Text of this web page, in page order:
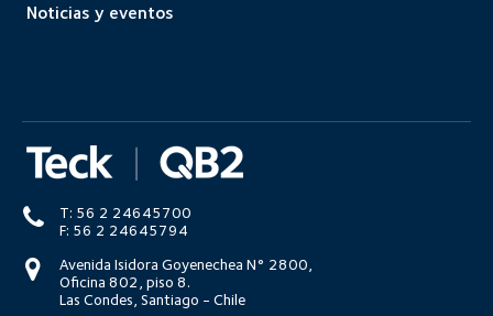
Noticias y eventos
T: 56 2 24645700
F: 56 2 24645794
Avenida Isidora Goyenechea N° 2800,
Oficina 802, piso 8.
Las Condes, Santiago - Chile